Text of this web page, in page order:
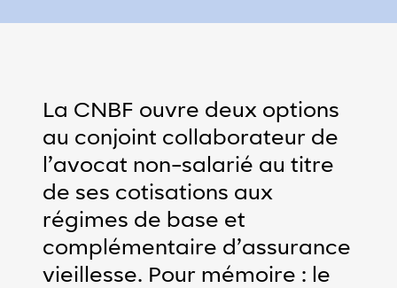
la taille du texte
Augmenter la taille du texte
Mode
clair/sombre
clairMode sombre
La CNBF ouvre deux options
au conjoint collaborateur de
l’avocat non-salarié au titre
de ses cotisations aux
régimes de base et
complémentaire d’assurance
vieillesse. Pour mémoire : le